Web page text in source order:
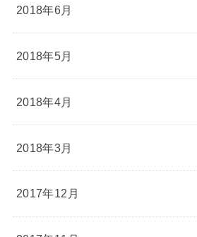
2018年6月
2018年5月
2018年4月
2018年3月
2017年12月